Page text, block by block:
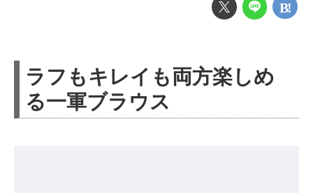
ラフもキレイも両方楽しめ
る一軍ブラウス